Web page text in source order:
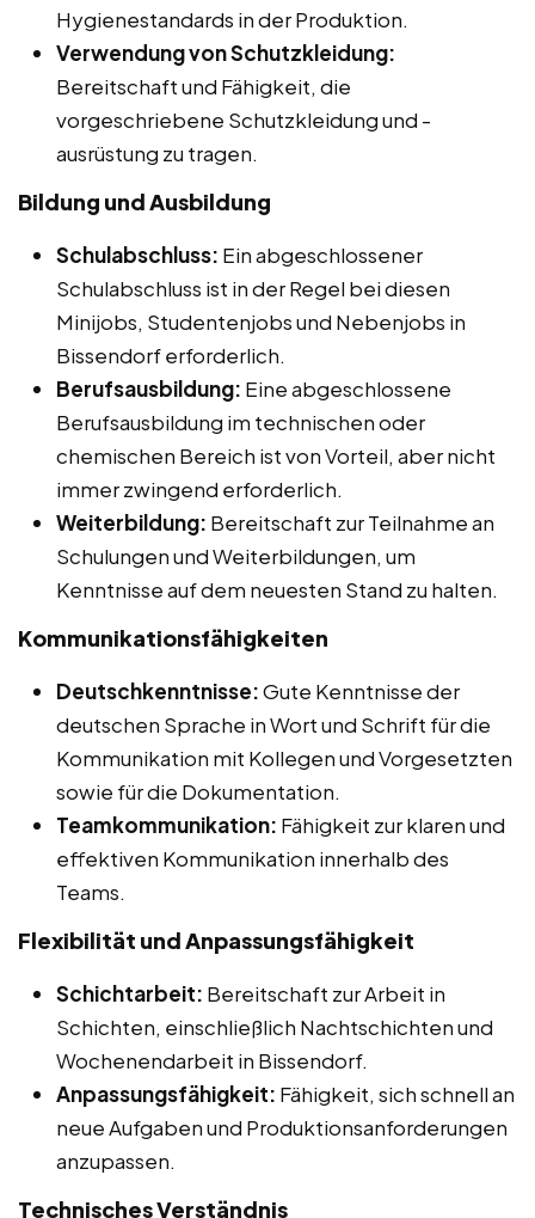
Hygienestandards in der Produktion.
Verwendung von Schutzkleidung:
Bereitschaft und Fähigkeit, die
vorgeschriebene Schutzkleidung und -
ausrüstung zu tragen.
Bildung und Ausbildung
Schulabschluss: Ein abgeschlossener
Schulabschluss ist in der Regel bei diesen
Minijobs, Studentenjobs und Nebenjobs in
Bissendorf erforderlich.
Berufsausbildung: Eine abgeschlossene
Berufsausbildung im technischen oder
chemischen Bereich ist von Vorteil, aber nicht
immer zwingend erforderlich.
Weiterbildung: Bereitschaft zur Teilnahme an
Schulungen und Weiterbildungen, um
Kenntnisse auf dem neuesten Stand zu halten.
Kommunikationsfähigkeiten
Deutschkenntnisse:Gute Kenntnisse der
deutschen Sprache in Wort und Schrift für die
Kommunikation mit Kollegen und Vorgesetzten
sowie für die Dokumentation.
Teamkommunikation: Fähigkeit zur klaren und
effektiven Kommunikation innerhalb des
Teams.
Flexibilität und Anpassungsfähigkeit
Schichtarbeit: Bereitschaft zur Arbeit in
Schichten, einschließlich Nachtschichten und
Wochenendarbeit in Bissendorf.
Anpassungsfähigkeit: Fähigkeit, sich schnell an
neue Aufgaben und Produktionsanforderungen
anzupassen.
Technisches Verständnis